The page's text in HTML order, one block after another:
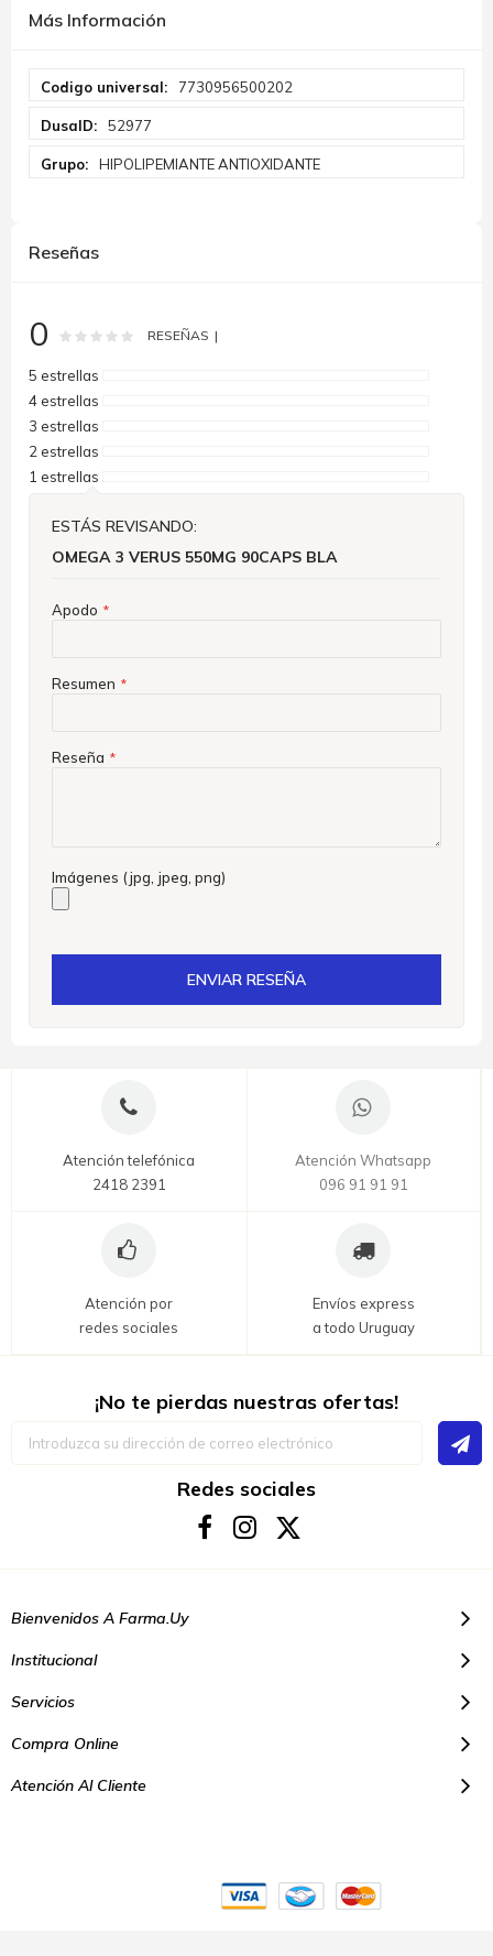
Más Información
Información
7730956500202
52977
HIPOLIPEMIANTE ANTIOXIDANTE
Reseñas
0 Rating: % of100
RESEÑAS
5 estrellas
4 estrellas
3 estrellas
2 estrellas
1 estrellas
ESTÁS REVISANDO:
OMEGA 3 VERUS 550MG 90CAPS BLA
Apodo
Resumen
Reseña
Imágenes (jpg, jpeg, png)
ENVIAR RESEÑA
Atención telefónica
2418 2391
Atención Whatsapp
096 91 91 91
Atención por
redes sociales
Envíos express
a todo Uruguay
¡No te pierdas nuestras ofertas!
Redes sociales
Bienvenidos A Farma.uy
Institucional
Servicios
Compra Online
Atención Al Cliente